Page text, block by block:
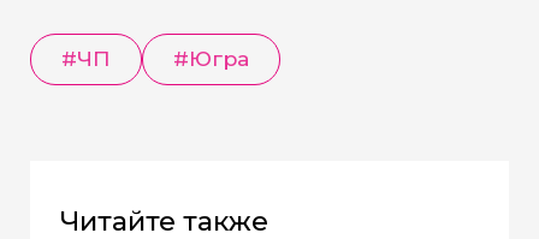
#ЧП #Югра
Читайте также